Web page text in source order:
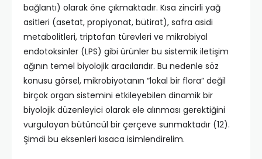
bağlantı) olarak öne çıkmaktadır. Kısa zincirli yağ
asitleri (asetat, propiyonat, bütirat), safra asidi
metabolitleri, triptofan türevleri ve mikrobiyal
endotoksinler (LPS) gibi ürünler bu sistemik iletişim
ağının temel biyolojik aracılarıdır. Bu nedenle söz
konusu görsel, mikrobiyotanın “lokal bir flora” değil
birçok organ sistemini etkileyebilen dinamik bir
biyolojik düzenleyici olarak ele alınması gerektiğini
vurgulayan bütüncül bir çerçeve sunmaktadır (12).
Şimdi bu eksenleri kısaca isimlendirelim.